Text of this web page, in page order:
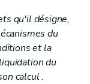
qu'il désigne,
du
et la
du
calcul.